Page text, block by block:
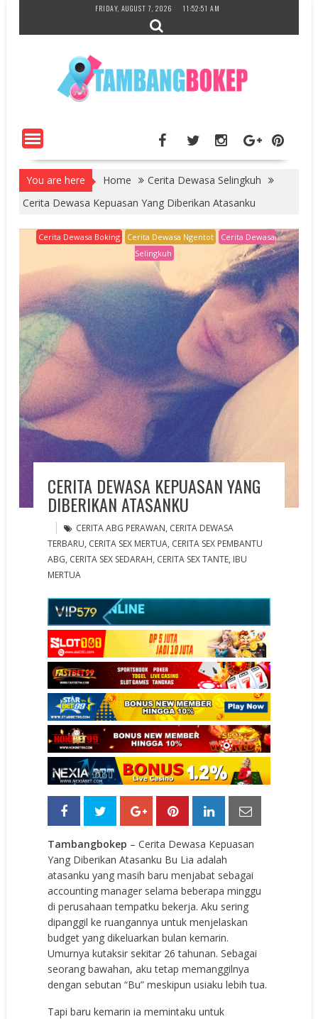
content
FRIDAY, AUGUST 7, 2026 11:52:52 AM
You are here Home
Cerita Dewasa Selingkuh
Cerita Dewasa Kepuasan Yang Diberikan Atasanku
Cerita Dewasa Boking Cerita Dewasa Ngentot
Cerita Dewasa
Selingkuh
CERITA DEWASA KEPUASAN YANG
DIBERIKAN ATASANKU
CERITA ABG PERAWAN, CERITA DEWASA
TERBARU, CERITA SEX MERTUA, CERITA SEX PEMBANTU
ABG, CERITA SEX SEDARAH, CERITA SEX TANTE, IBU
MERTUA
Tambangbokep – Cerita Dewasa Kepuasan
Yang Diberikan Atasanku Bu Lia adalah
atasanku yang masih baru menjabat sebagai
accounting manager selama beberapa minggu
di perusahaan tempatku bekerja. Aku sering
dipanggil ke ruangannya untuk menjelaskan
budget yang dikeluarkan bulan kemarin.
Umurnya kutaksir sekitar 26 tahunan. Sebagai
seorang bawahan, aku tetap memanggilnya
dengan sebutan “Bu” meskipun usiaku lebih tua.
Tapi baru kemarin ia memintaku untuk